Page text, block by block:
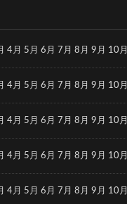
4月 5月 6月 7月 8月 9月 10月
4月 5月 6月 7月 8月 9月 10月
4月 5月 6月 7月 8月 9月 10月
4月 5月 6月 7月 8月 9月 10月
4月 5月 6月 7月 8月 9月 10月